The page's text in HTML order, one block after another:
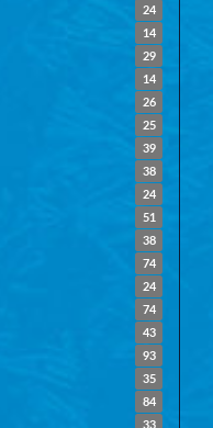
24
14
29
14
26
25
39
38
24
51
38
74
24
74
43
93
35
84
33